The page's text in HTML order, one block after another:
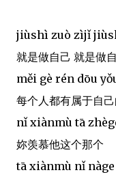
jiùshì zuò zìjǐ
就是做自己 就是做
měi gè rén dōu
每个人都有属于自
nǐ xiànmù tā
妳羡慕他这个那个
tā xiànmù nǐ nàge